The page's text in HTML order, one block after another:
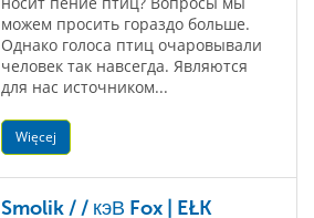
можем просить гораздо больше.
Однако голоса птиц очаровывали
человек так навсегда. Являются
для нас источником...
Więcej
Smolik / / кэВ Fox | EŁK